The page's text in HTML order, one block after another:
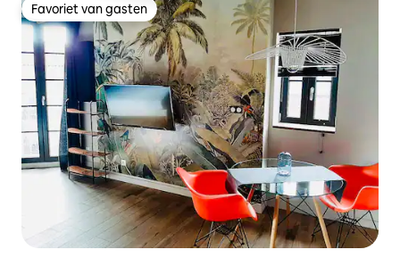
Favoriet van gasten
Favoriet van gasten